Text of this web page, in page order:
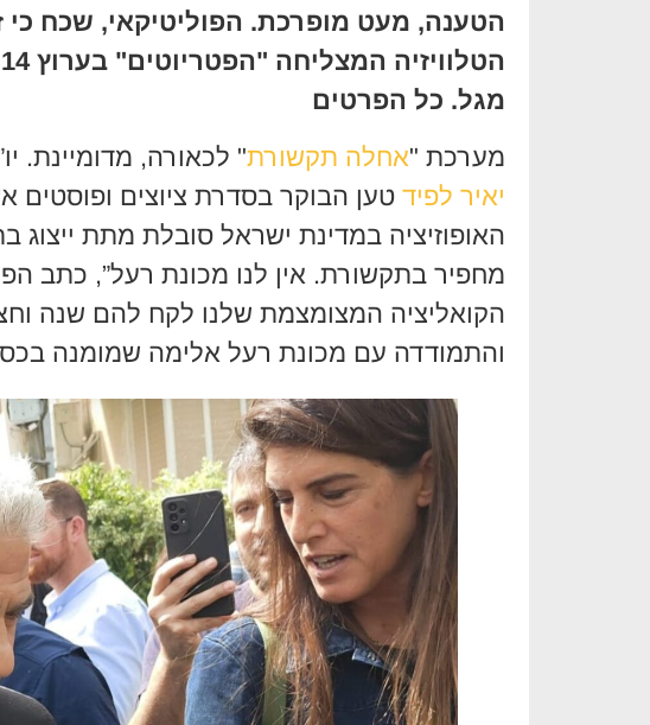
הטענה, מעט מופרכת. הפוליטיקאי, שכח כי
מגל. כל הפרטים
מערכת "אחלה תקשורת" לכאורה, מדומיינת.
יאיר לפיד טען הבוקר בסדרת ציוצים
האופוזיציה במדינת ישראל סובלת מתת ייצוג
מחפיר בתקשורת. אין לנו מכונת רעל”, כתב
והתמודדה עם מכונת רעל אלימה שמומנה